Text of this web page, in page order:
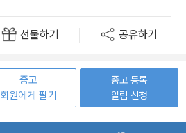
선물하기 공유하기
중고
회원에게 팔기
중고 등록
알림 신청